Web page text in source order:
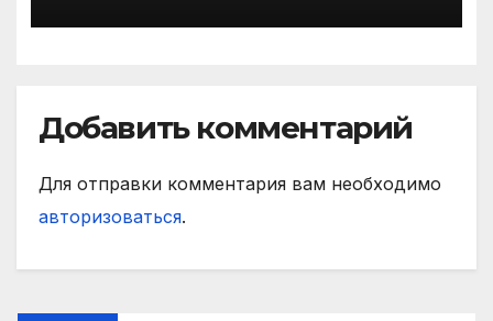
Добавить комментарий
Для отправки комментария вам необходимо
авторизоваться.